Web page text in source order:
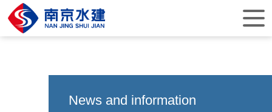
News and information